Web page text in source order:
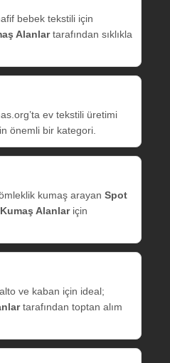
bebek tekstili için
Alanlartarafından sıklıkla
ev tekstili üretimi
önemli bir kategori.
kumaş arayan Spot
Alanlariçin
ve kaban için ideal;
tarafından toptan alım